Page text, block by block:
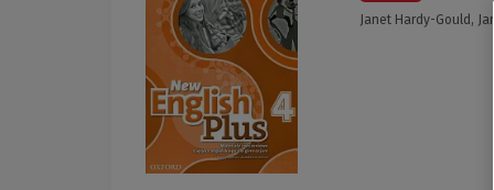
Janet Hardy-Gould,